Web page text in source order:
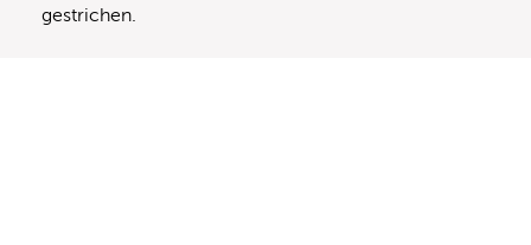
gestrichen.